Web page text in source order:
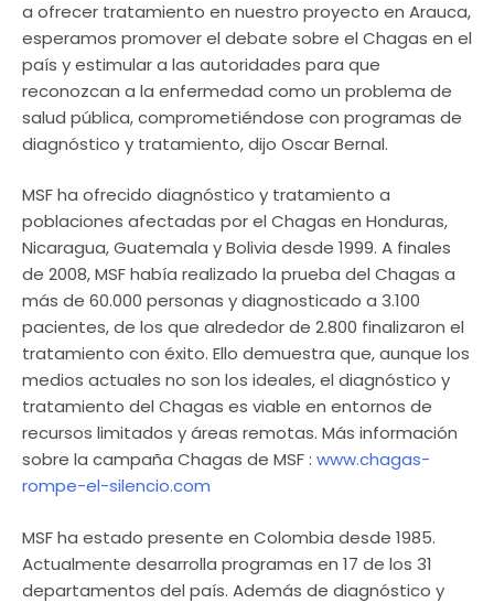
a ofrecer tratamiento en nuestro proyecto en Arauca,
esperamos promover el debate sobre el Chagas en el
país y estimular a las autoridades para que
reconozcan a la enfermedad como un problema de
salud pública, comprometiéndose con programas de
diagnóstico y tratamiento, dijo Oscar Bernal.
MSF ha ofrecido diagnóstico y tratamiento a
poblaciones afectadas por el Chagas en Honduras,
Nicaragua, Guatemala y Bolivia desde 1999. A finales
de 2008, MSF había realizado la prueba del Chagas a
más de 60.000 personas y diagnosticado a 3.100
pacientes, de los que alrededor de 2.800 finalizaron el
tratamiento con éxito. Ello demuestra que, aunque los
medios actuales no son los ideales, el diagnóstico y
tratamiento del Chagas es viable en entornos de
recursos limitados y áreas remotas. Más información
sobre la campaña Chagas de MSF : www.chagas-
rompe-el-silencio.com
MSF ha estado presente en Colombia desde 1985.
Actualmente desarrolla programas en 17 de los 31
departamentos del país. Además de diagnóstico y